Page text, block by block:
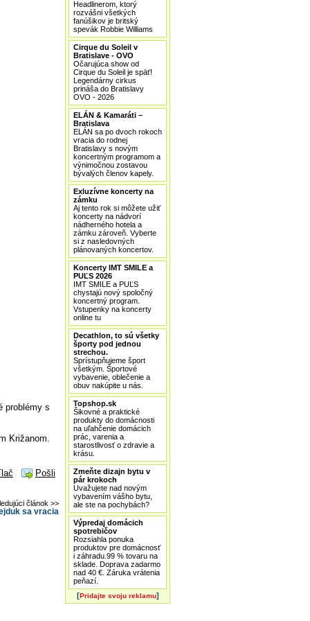
problémy s
Križanom.
Pošli
článok >>
sa vracia
Headlinerom, ktorý
rozvášni všetkých
fanúšikov je britský
spevák Robbie Williams
Cirque du Soleil v
Bratislave - OVO
Očarujúca show od
Cirque du Soleil je späť!
Legendárny cirkus
prináša do Bratislavy
OVO - 2026
ELÁN & Kamaráti –
Bratislava
ELÁN sa po dvoch rokoch
vracia do rodnej
Bratislavy s novým
koncertným programom a
výnimočnou zostavou
bývalých členov kapely.
Exluzívne koncerty na
zámku
Aj tento rok si môžete užiť
koncerty na nádvorí
nádherného hotela a
zámku zároveň. Vyberte
si z nasledovných
plánovaných koncertov.
Koncerty IMT SMILE a
PUĽS 2026
IMT SMILE a PUĽS
chystajú nový spoločný
koncertný program.
Vstupenky na koncerty
online tu
Decathlon, to sú všetky
športy pod jednou
strechou.
Sprístupňujeme šport
všetkým. Športové
vybavenie, oblečenie a
obuv nakúpite u nás.
Topshop.sk
Šikovné a praktické
produkty do domácnosti
na uľahčenie domácich
prác, varenia a
starostlivosť o zdravie a
krásu.
Zmeňte dizajn bytu v
pár krokoch
Uvažujete nad novým
vybavením vášho bytu,
ale ste na pochybách?
Výpredaj domácich
spotrebičov
Rozsiahla ponuka
produktov pre domácnosť
i záhradu.99 % tovaru na
sklade. Doprava zadarmo
nad 40 €. Záruka vrátenia
peňazí.
[Pridajte svoju reklamu]